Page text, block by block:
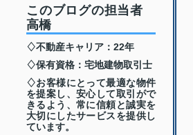
このブログの担当者
高橋
♢不動産キャリア：22年
♢保有資格：宅地建物取引士
♢お客様にとって最適な物件
を提案し、安心して取引がで
きるよう、常に信頼と誠実を
大切にしたサービスを提供し
ています。